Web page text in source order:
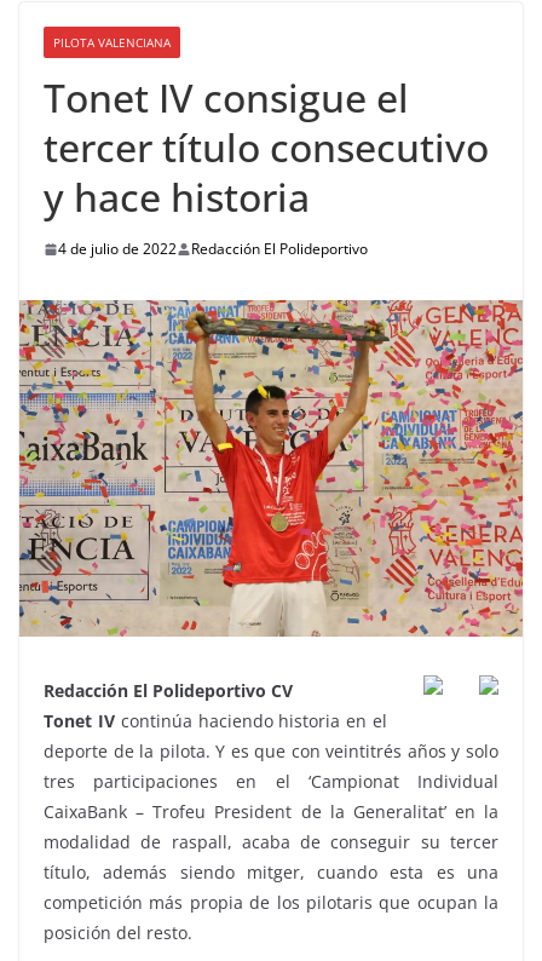
PILOTA VALENCIANA
Tonet IV consigue el
tercer título consecutivo
y hace historia
4 de julio de 2022 Redacción El Polideportivo
Redacción El Polideportivo CV
Tonet IVcontinúa haciendo historia en el
deporte de la pilota. Y es que con veintitrés años y solo
tres participaciones en el ‘Campionat Individual
CaixaBank – Trofeu President de la Generalitat’ en la
modalidad de raspall, acaba de conseguir su tercer
título, además siendo mitger, cuando esta es una
competición más propia de los pilotaris que ocupan la
posición del resto.